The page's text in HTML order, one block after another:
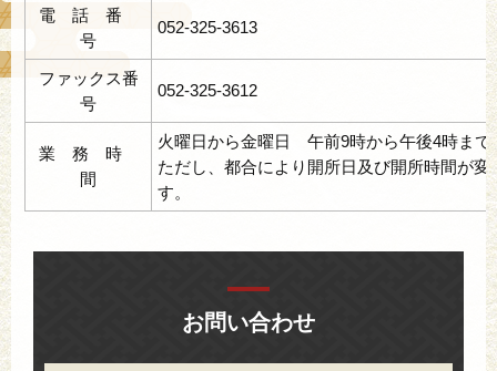
電 話 番
号
052-325-3613
ファックス番
号
052-325-3612
業 務 時
間
火曜日から金曜日 午前9時から午後4時まで
ただし、都合により開所日及び開所時間が
す。
お問い合わせ